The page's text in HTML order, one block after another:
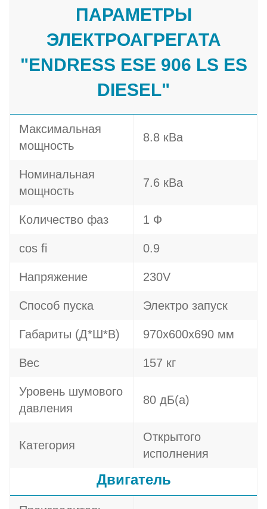
ПАРАМЕТРЫ
ЭЛЕКТРОАГРЕГАТА
"ENDRESS ESE 906 LS ES
DIESEL"
Максимальная
мощность
8.8 кВа
Номинальная
мощность
7.6 кВа
Количество фаз 1 Ф
cos fi 0.9
Напряжение 230V
Способ пуска Электро запуск
Габариты (Д*Ш*В) 970х600х690 мм
Вес 157 кг
Уровень шумового
давления
80 дБ(а)
Категория
Открытого
исполнения
Двигатель